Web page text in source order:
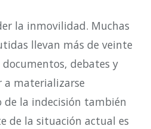
la inmovilidad. Muchas
llevan más de veinte
debates y
a materializarse
de la indecisión también
de la situación actual es